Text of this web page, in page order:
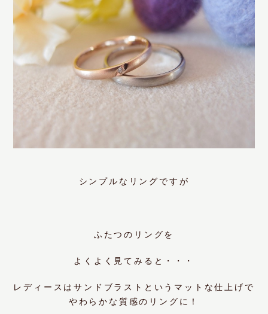
シンプルなリングですが
ふたつのリングを
よくよく見てみると・・・
レディースはサンドブラスト というマットな仕上げで
やわらかな質感のリングに！